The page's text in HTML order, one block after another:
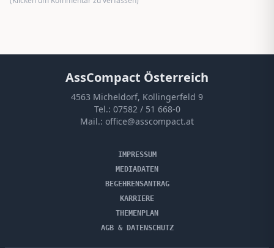
AssCompact Österreich
4563 Micheldorf, Kollingerfeld 9
Tel.: 07582 / 51 668-0
Mail.: office@asscompact.at
IMPRESSUM
MEDIADATEN
BEGEHRENSANTRAG
KARRIERE
THEMENPLAN
AGB & DATENSCHUTZ